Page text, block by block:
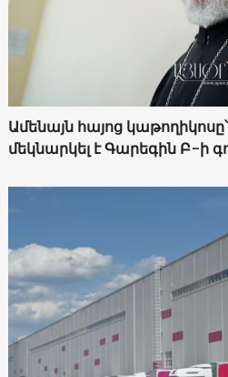
Ամենայն հայոց
մեկնարկել է Գարեգին Բ-ի